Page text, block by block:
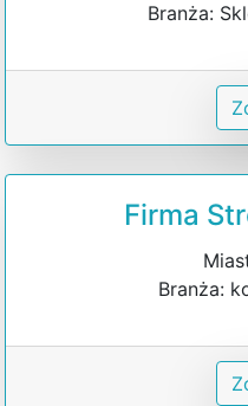
Branża:
Firma
Branża: